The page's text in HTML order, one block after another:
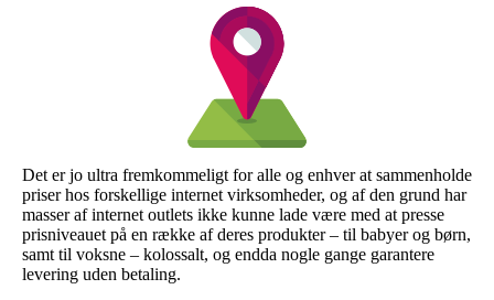
Det er jo ultra fremkommeligt for alle og enhver at sammenholde
priser hos forskellige internet virksomheder, og af den grund har
masser af internet outlets ikke kunne lade være med at presse
prisniveauet på en række af deres produkter – til babyer og børn,
samt til voksne – kolossalt, og endda nogle gange garantere
levering uden betaling.